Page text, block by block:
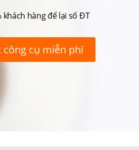
khách hàng để lại số ĐT
công cụ miễn phí